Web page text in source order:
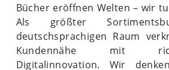
Bücher eröffnen Welten – wir
Als größter
deutschsprachigen Raum
Kundennähe mit
Digitalinnovation. Wir